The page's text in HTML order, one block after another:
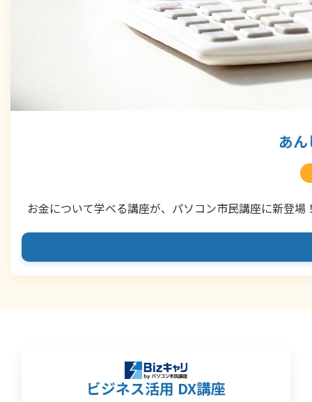
あ
お金について学べる講座が、パソコン市民講座に新登場
ビジネス活用 DX講座